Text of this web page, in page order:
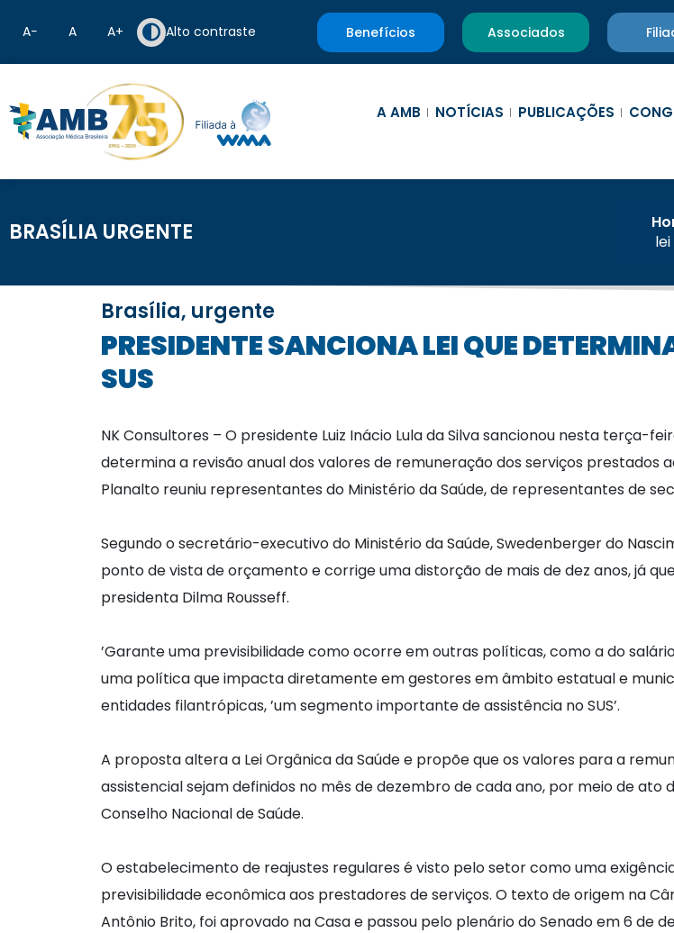
A− A A+ Alto contraste Benefícios Associados
A AMB NOTÍCIAS PUBLICAÇÕES
BRASÍLIA URGENTE
Brasília, urgente
PRESIDENTE SANCIONA LEI QUE DETERMINA REVISÃO ANUAL DA TABELA DO
SUS
NK Consultores – O presidente Luiz Inácio Lula da Silva sancionou nesta terça-
determina a revisão anual dos valores de remuneração dos serviços prestados
Planalto reuniu representantes do Ministério da Saúde, de representantes de
Segundo o secretário-executivo do Ministério da Saúde, Swedenberger do
ponto de vista de orçamento e corrige uma distorção de mais de dez anos, já
presidenta Dilma Rousseff.
’Garante uma previsibilidade como ocorre em outras políticas, como a do
uma política que impacta diretamente em gestores em âmbito estatual e
entidades filantrópicas, ’um segmento importante de assistência no SUS’.
A proposta altera a Lei Orgânica da Saúde e propõe que os valores para a
assistencial sejam definidos no mês de dezembro de cada ano, por meio de ato
Conselho Nacional de Saúde.
O estabelecimento de reajustes regulares é visto pelo setor como uma
previsibilidade econômica aos prestadores de serviços. O texto de origem na
Antônio Brito, foi aprovado na Casa e passou pelo plenário do Senado em 6 de